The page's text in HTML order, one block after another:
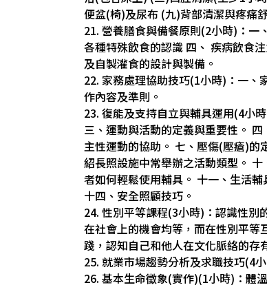
便盆(椅)及尿布 (九)背部清潔與疼痛
21. 營養膳食與備餐原則(2小時)：一
各種特殊飲食的認識 四、 疾病飲食
及自製灌食的設計與製備。
22. 家務處理協助技巧(1小時)：一、
作內容及準則。
23. 復能及支持自立與輔具運用(4小
三、運動與活動的定義與重要性。
主性運動的協助。 七、壓傷(壓瘡)
紹長照設施中常舉辦之活動類型。
者如何輕鬆使用輔具。 十一、生活
十四、安全照顧技巧。
24. 性別平等課程(3小時)：認識性別
在社會上的機會均等，而在性別平
踐，認知自己和他人在文化脈絡的存
25. 就業市場趨勢分析及求職技巧(4
26. 基本生命徵象(實作)(1小時)：體